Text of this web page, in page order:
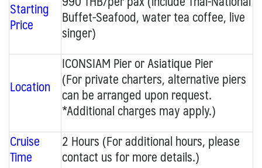
Starting
Price Buffet-Seafood, water tea coffee, live
singer)
Location
ICONSIAM Pier or Asiatique Pier
(For private charters, alternative piers
can be arranged upon request.
*Additional charges may apply.)
Cruise
Time
2 Hours (For additional hours, please
contact us for more details.)